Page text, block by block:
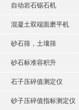
自动岩石锯石机
混凝土双端面磨平机
砂石筛，土壤筛
砂石标准容积升
石子压碎值测定仪
砂子压碎值指标测定仪